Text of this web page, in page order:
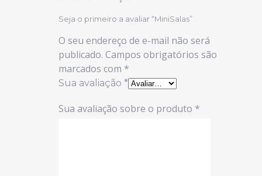
Seja o primeiro a avaliar “MiniSalas”
O seu endereço de e-mail não será
publicado. Campos obrigatórios são
marcados com *
Sua avaliação *
Sua avaliação sobre o produto *